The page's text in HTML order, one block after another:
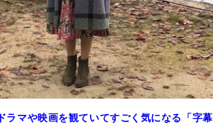
ラマや映画を観ていてすごく気になる「字幕